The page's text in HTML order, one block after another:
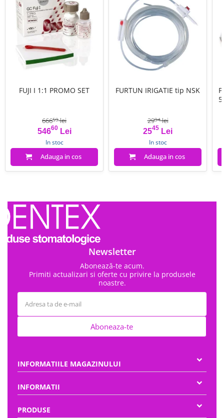
FUJI I 1:1 PROMO SET
Pret
54660Lei
Pret de baza
66659lei
In stoc
Adauga in cos
FURTUN IRIGATIE tip NSK
Pret
2545 Lei
Pret de baza
2994lei
In stoc
Adauga in cos
Aboneaza-te
Newsletter
Abonează-te acum.
Primiti actualizari si oferte cu privire la produsele
noastre.
INFORMATIILE MAGAZINULUI
INFORMATII
PRODUSE